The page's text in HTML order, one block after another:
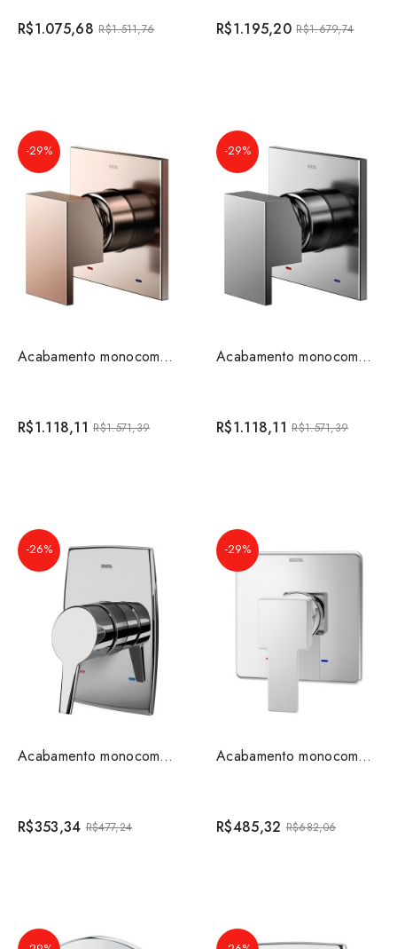
R$1.075,68 R$1.511,76 R$1.195,20 R$1.679,74
-29%
Acabamento monocomando para chuveiro 3/4" New Edg...
R$1.118,11 R$1.571,39
-29%
Acabamento monocomando para chuveiro 3/4" New Edg...
R$1.118,11 R$1.571,39
-26%
Acabamento monocomando para chuveiro alta pressão 1/2&...
R$353,34 R$477,24
-29%
Acabamento monocomando para chuveiro baixa pressão 3/4...
R$485,32 R$682,06